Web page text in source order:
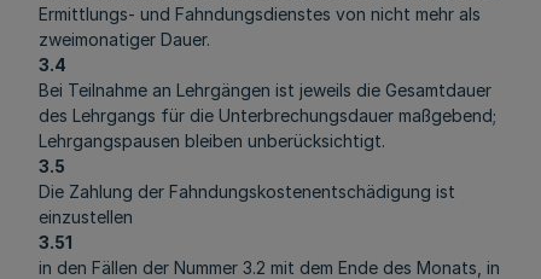
Ermittlungs- und Fahndungsdienstes von nicht mehr als
zweimonatiger Dauer.
3.4
Bei Teilnahme an Lehrgängen ist jeweils die Gesamtdauer
des Lehrgangs für die Unterbrechungsdauer maßgebend;
Lehrgangspausen bleiben unberücksichtigt.
3.5
Die Zahlung der Fahndungskostenentschädigung ist
einzustellen
3.51
in den Fällen der Nummer 3.2 mit dem Ende des Monats, in